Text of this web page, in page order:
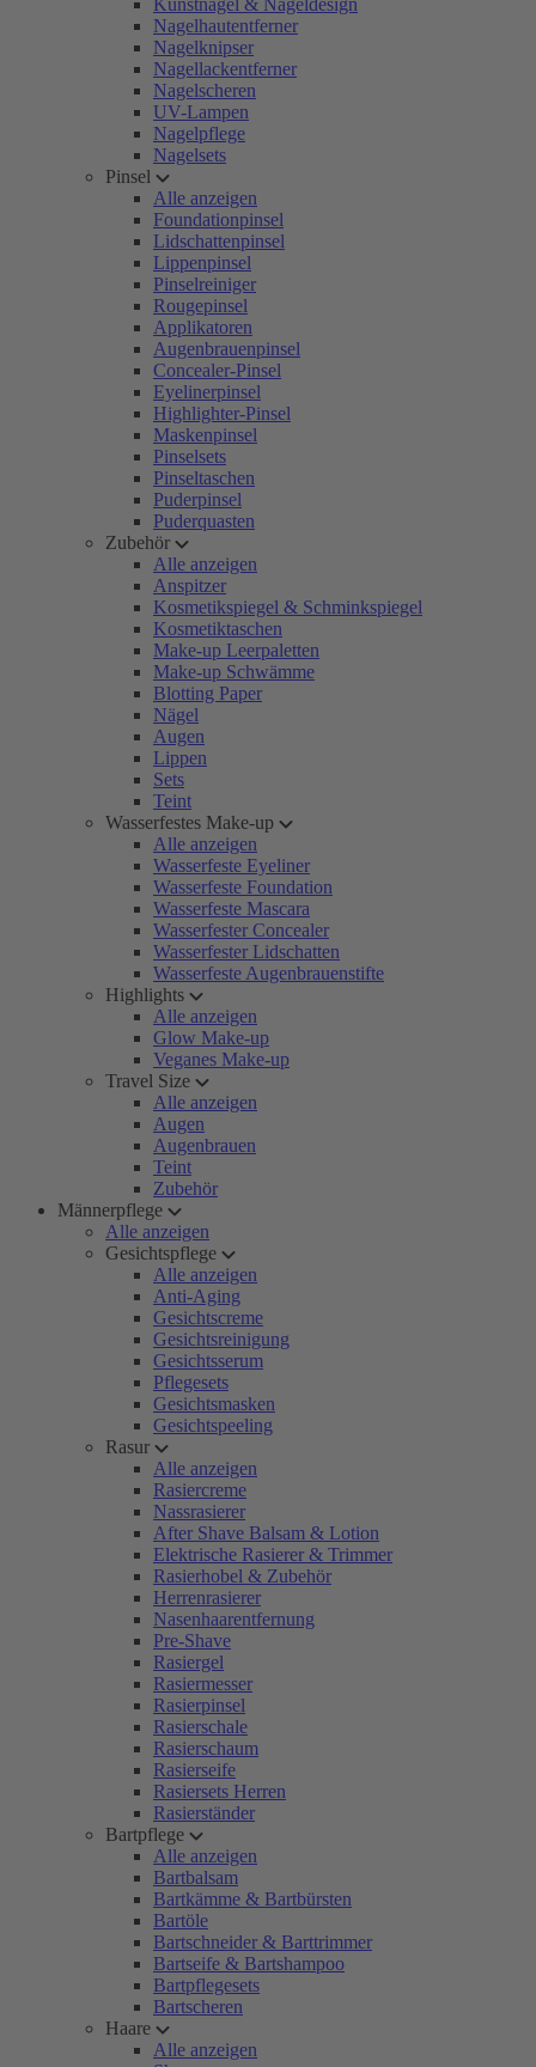
Kunstnägel & Nageldesign
Nagelhautentferner
Nagelknipser
Nagellackentferner
Nagelscheren
UV-Lampen
Nagelpflege
Nagelsets
Pinsel
Alle anzeigen
Foundationpinsel
Lidschattenpinsel
Lippenpinsel
Pinselreiniger
Rougepinsel
Applikatoren
Augenbrauenpinsel
Concealer-Pinsel
Eyelinerpinsel
Highlighter-Pinsel
Maskenpinsel
Pinselsets
Pinseltaschen
Puderpinsel
Puderquasten
Zubehör
Alle anzeigen
Anspitzer
Kosmetikspiegel & Schminkspiegel
Kosmetiktaschen
Make-up Leerpaletten
Make-up Schwämme
Blotting Paper
Nägel
Augen
Lippen
Sets
Teint
Wasserfestes Make-up
Alle anzeigen
Wasserfeste Eyeliner
Wasserfeste Foundation
Wasserfeste Mascara
Wasserfester Concealer
Wasserfester Lidschatten
Wasserfeste Augenbrauenstifte
Highlights
Alle anzeigen
Glow Make-up
Veganes Make-up
Travel Size
Alle anzeigen
Augen
Augenbrauen
Teint
Zubehör
Männerpflege
Alle anzeigen
Gesichtspflege
Alle anzeigen
Anti-Aging
Gesichtscreme
Gesichtsreinigung
Gesichtsserum
Pflegesets
Gesichtsmasken
Gesichtspeeling
Rasur
Alle anzeigen
Rasiercreme
Nassrasierer
After Shave Balsam & Lotion
Elektrische Rasierer & Trimmer
Rasierhobel & Zubehör
Herrenrasierer
Nasenhaarentfernung
Pre-Shave
Rasiergel
Rasiermesser
Rasierpinsel
Rasierschale
Rasierschaum
Rasierseife
Rasiersets Herren
Rasierständer
Bartpflege
Alle anzeigen
Bartbalsam
Bartkämme & Bartbürsten
Bartöle
Bartschneider & Barttrimmer
Bartseife & Bartshampoo
Bartpflegesets
Bartscheren
Haare
Alle anzeigen